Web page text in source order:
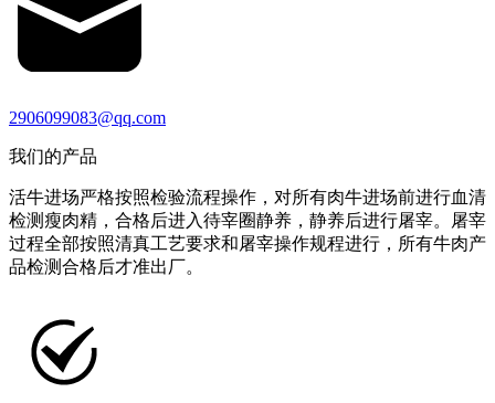
2906099083@qq.com
我们的产品
活牛进场严格按照检验流程操作，对所有肉牛进场前进行血清
检测瘦肉精，合格后进入待宰圈静养，静养后进行屠宰。屠宰
过程全部按照清真工艺要求和屠宰操作规程进行，所有牛肉产
品检测合格后才准出厂。